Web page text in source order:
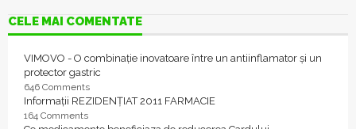
CELE MAI COMENTATE
VIMOVO - O combinație inovatoare între un antiinflamator și un
protector gastric
646 Comments
Informații REZIDENȚIAT 2011 FARMACIE
164 Comments